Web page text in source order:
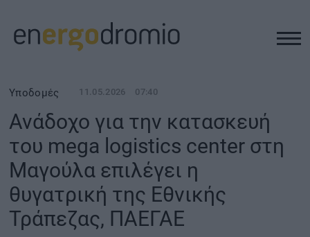
ΥΠΟΔΟΜΕΣ
REAL ESTATE
ΠΕΡΙΒΑΛΛΟΝ
ΕΝΕΡΓΕΙΑ
Υποδομές 11.05.2026 07:40
Ανάδοχο για την κατασκευή
του mega logistics center στη
Μαγούλα επιλέγει η
θυγατρική της Εθνικής
Τράπεζας, ΠΑΕΓΑΕ